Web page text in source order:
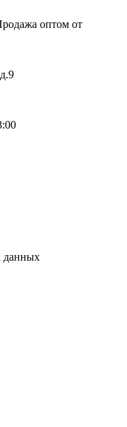
оптом от
данных